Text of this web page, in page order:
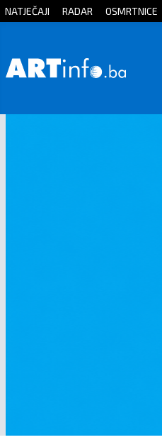
Početna
NATJEČAJI RADAR OSMRTNICE